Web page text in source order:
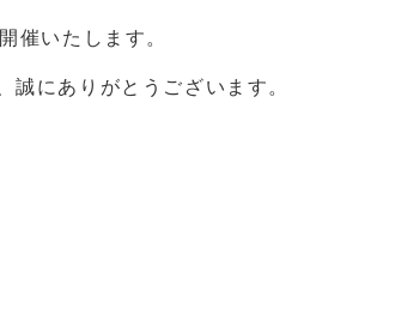
催いたします。
にありがとうございます。